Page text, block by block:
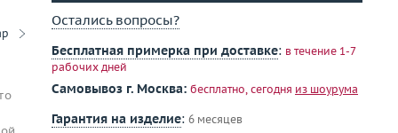
Остались вопросы?
Бесплатная примерка при доставке: в течение 1-7
рабочих дней
Самовывоз г. Москва: бесплатно, сегодня из шоурума
Гарантия на изделие: 6 месяцев